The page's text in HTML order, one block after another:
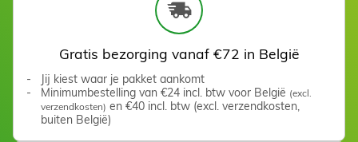
Gratis bezorging vanaf €72 in België
Jij kiest waar je pakket aankomt
Minimumbestelling van €24 incl. btw voor België (excl.
verzendkosten) en €40 incl. btw (excl. verzendkosten,
buiten België)